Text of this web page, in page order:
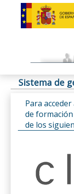
Sistema de
Para
de
de los